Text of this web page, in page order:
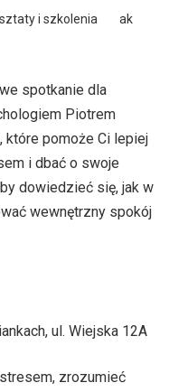
i szkolenia ak
spotkanie dla
Piotrem
które pomoże Ci lepiej
i dbać o swoje
dowiedzieć się, jak w
wewnętrzny spokój
ul. Wiejska 12A
zrozumieć